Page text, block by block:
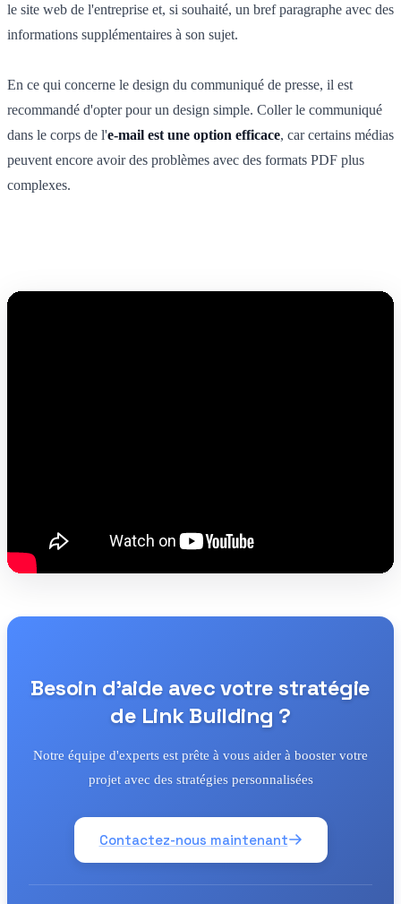
le site web de l'entreprise et, si souhaité, un bref paragraphe avec des
informations supplémentaires à son sujet.
En ce qui concerne le design du communiqué de presse, il est
recommandé d'opter pour un design simple. Coller le communiqué
dans le corps de l'e-mail est une option efficace, car certains médias
peuvent encore avoir des problèmes avec des formats PDF plus
complexes.
Besoin d'aide avec votre stratégie
de Link Building ?
Notre équipe d'experts est prête à vous aider à booster votre
projet avec des stratégies personnalisées
Contactez-nous maintenant